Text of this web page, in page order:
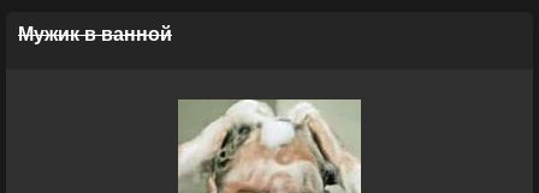
Mужик в ванной